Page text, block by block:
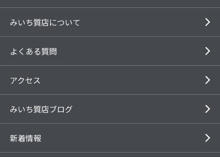
みいち質店について
よくある質問
アクセス
みいち質店ブログ
新着情報